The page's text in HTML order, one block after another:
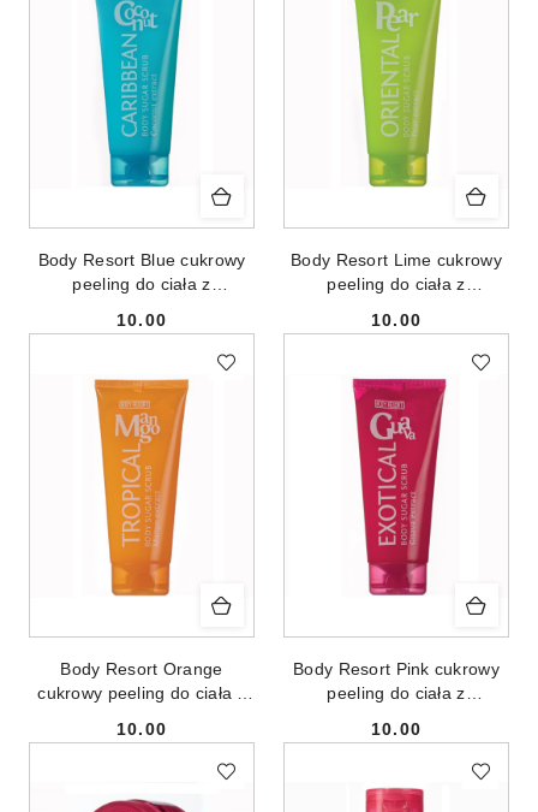
Body Resort Blue cukrowy
peeling do ciała z
Cena:
10.00
Body Resort Lime cukrowy
peeling do ciała z
Cena:
10.00
Body Resort Orange
cukrowy peeling do ciała z
Cena:
10.00
Body Resort Pink cukrowy
peeling do ciała z
Cena:
10.00